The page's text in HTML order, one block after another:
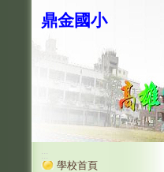
鼎金國小
:::
學校首頁